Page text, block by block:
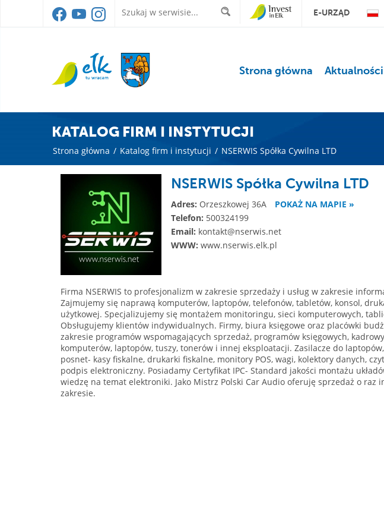
E-URZĄD
Strona główna Aktualności
KATALOG FIRM I INSTYTUCJI
Strona główna / Katalog firm i instytucji / NSERWIS Spółka Cywilna LTD
NSERWIS Spółka Cywilna LTD
Adres: Orzeszkowej 36A
POKAŻ NA MAPIE »
Telefon: 500324199
Email: kontakt@nserwis.net
WWW: www.nserwis.elk.pl
Firma NSERWIS to profesjonalizm w zakresie sprzedaży i usług w zakresie
Zajmujemy się naprawą komputerów, laptopów, telefonów, tabletów, konsol,
użytkowej. Specjalizujemy się montażem monitoringu, sieci komputerowych,
Obsługujemy klientów indywidualnych. Firmy, biura księgowe oraz placówki
zakresie programów wspomagających sprzedaż, programów księgowych,
komputerów, laptopów, tuszy, tonerów i innej eksploatacji. Zasilacze do
posnet- kasy fiskalne, drukarki fiskalne, monitory POS, wagi, kolektory danych,
podpis elektroniczny. Posiadamy Certyfikat IPC- Standard jakości montażu
wiedzę na temat elektroniki. Jako Mistrz Polski Car Audio oferuję sprzedaż o raz
zakresie.